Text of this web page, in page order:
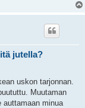
jutella?
uskon tarjonnan.
Muutaman
minua